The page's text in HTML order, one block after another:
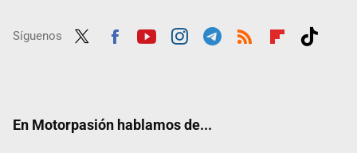
Síguenos
En Motorpasión hablamos de...